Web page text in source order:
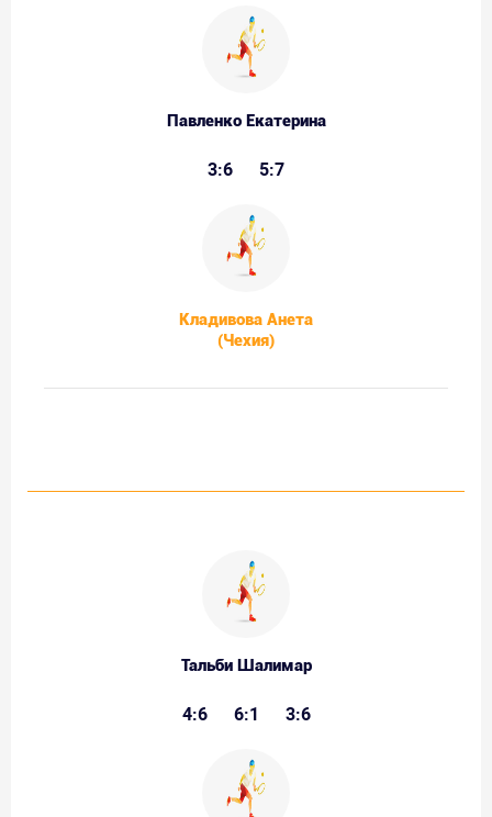
Павленко Екатерина
3:6 5:7
Кладивова Анета
(Чехия)
Тальби Шалимар
4:6 6:1 3:6